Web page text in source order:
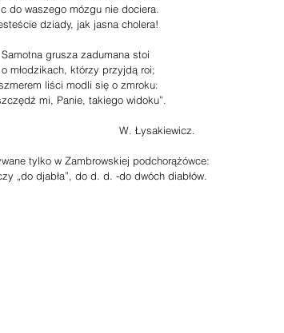
do waszego mózgu nie dociera.
dziady, jak jasna cholera!
Samotna grusza zadumana stoi
młodzikach, którzy przyjdą roi;
liści modli się o zmroku:
mi, Panie, takiego widoku”.
                                                   W. Łysakiewicz.
tylko w Zambrowskiej podchorążówce:
„do djabła”, do d. d. -do dwóch diabłów.